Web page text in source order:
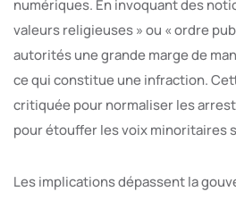
numériques. En invoquant des
valeurs religieuses » ou « ordre
autorités une grande marge de
ce qui constitue une infraction.
critiquée pour normaliser les
pour étouffer les voix minoritaires
Les implications dépassent la